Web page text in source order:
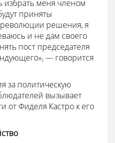
меня членом
приняты
решения, я
и не дам своего
пост председателя
— говорится
за политическую
вызывает
от Фиделя Кастро к его